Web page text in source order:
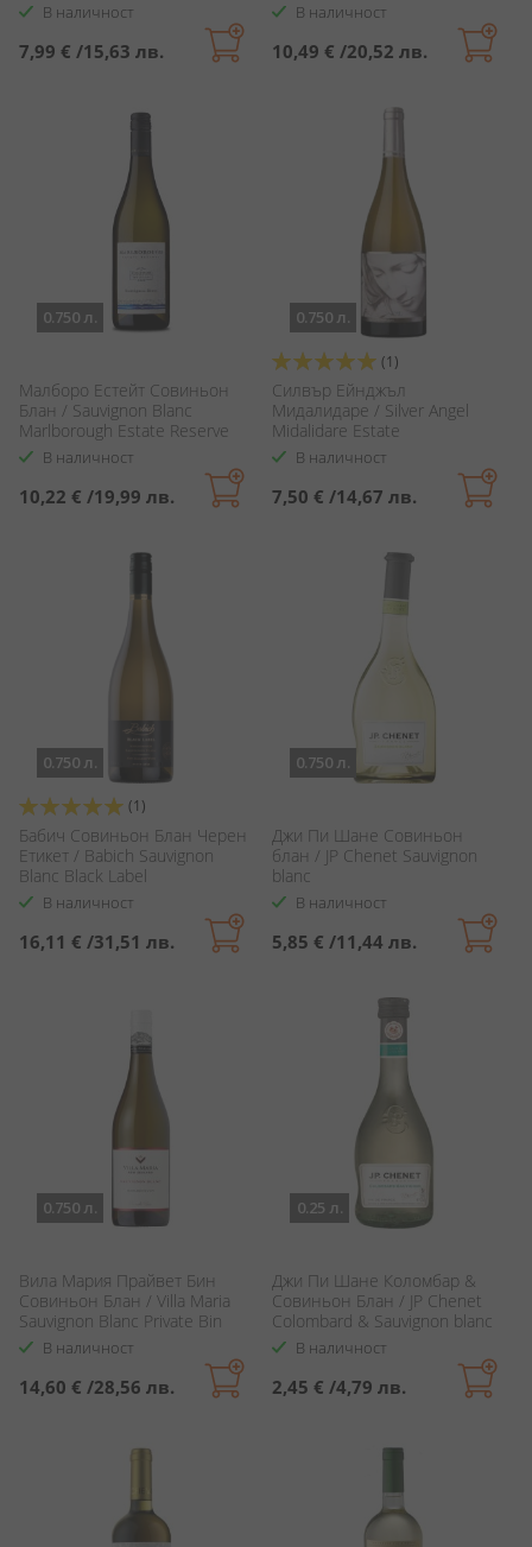
В наличност
7,99 € /15,63 лв.
В наличност
10,49 € /20,52 лв.
0.750 л.
Малборо Естейт Совиньон
Блан / Sauvignon Blanc
Marlborough Estate Reserve
В наличност
10,22 € /19,99 лв.
0.750 л.
Оценка:
100%
(1)
Силвър Ейнджъл
Мидалидаре / Silver Angel
Midalidare Estate
В наличност
7,50 € /14,67 лв.
0.750 л.
Оценка:
100%
(1)
Бабич Совиньон Блан Черен
Етикет / Babich Sauvignon
Blanc Black Label
В наличност
16,11 € /31,51 лв.
0.750 л.
Джи Пи Шане Совиньон
блан / JP Chenet Sauvignon
blanc
В наличност
5,85 € /11,44 лв.
0.750 л.
Вила Мария Прайвeт Бин
Совиньон Блан / Villa Maria
Sauvignon Blanc Private Bin
В наличност
14,60 € /28,56 лв.
0.25 л.
Джи Пи Шане Коломбар &
Совиньон Блан / JP Chenet
Colombard & Sauvignon blanc
В наличност
2,45 € /4,79 лв.